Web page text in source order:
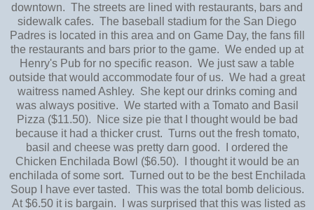
downtown. The streets are lined with restaurants, bars and
sidewalk cafes. The baseball stadium for the San Diego
Padres is located in this area and on Game Day, the fans fill
the restaurants and bars prior to the game. We ended up at
Henry's Pub for no specific reason. We just saw a table
outside that would accommodate four of us. We had a great
waitress named Ashley. She kept our drinks coming and
was always positive. We started with a Tomato and Basil
Pizza ($11.50). Nice size pie that I thought would be bad
because it had a thicker crust. Turns out the fresh tomato,
basil and cheese was pretty darn good. I ordered the
Chicken Enchilada Bowl ($6.50). I thought it would be an
enchilada of some sort. Turned out to be the best Enchilada
Soup I have ever tasted. This was the total bomb delicious.
At $6.50 it is bargain. I was surprised that this was listed as